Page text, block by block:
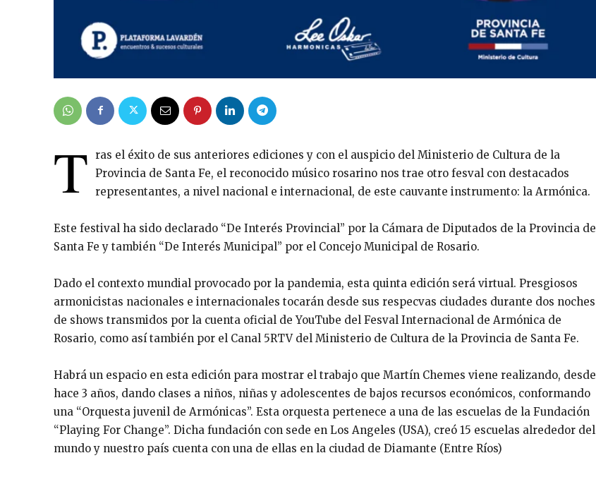
T
ras el éxito de sus anteriores ediciones y con el auspicio del Ministerio de Cultura de la
Provincia de Santa Fe, el reconocido músico rosarino nos trae otro fesval con destacados
representantes, a nivel nacional e internacional, de este cauvante instrumento: la Armónica.
Este festival ha sido declarado “De Interés Provincial” por la Cámara de Diputados de la Provincia de
Santa Fe y también “De Interés Municipal” por el Concejo Municipal de Rosario.
Dado el contexto mundial provocado por la pandemia, esta quinta edición será virtual. Presgiosos
armonicistas nacionales e internacionales tocarán desde sus respecvas ciudades durante dos noches
de shows transmidos por la cuenta oficial de YouTube del Fesval Internacional de Armónica de
Rosario, como así también por el Canal 5RTV del Ministerio de Cultura de la Provincia de Santa Fe.
Habrá un espacio en esta edición para mostrar el trabajo que Martín Chemes viene realizando, desde
hace 3 años, dando clases a niños, niñas y adolescentes de bajos recursos económicos, conformando
una “Orquesta juvenil de Armónicas”. Esta orquesta pertenece a una de las escuelas de la Fundación
“Playing For Change”. Dicha fundación con sede en Los Angeles (USA), creó 15 escuelas alrededor del
mundo y nuestro país cuenta con una de ellas en la ciudad de Diamante (Entre Ríos)